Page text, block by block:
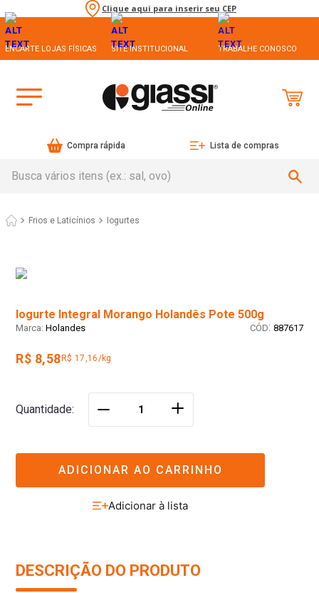
Clique aqui para inserir seu CEP
ENCARTE LOJAS FÍSICAS SITE INSTITUCIONAL TRABALHE CONOSCO
Compra rápida Lista de compras
Frios e Laticínios Iogurtes
Iogurte Integral Morango Holandês Pote 500g
Holandes : 887617
R$ 8,58 R$ 17,16/kg
Quantidade ＋
ADICIONAR AO CARRINHO
DESCRIÇÃO DO PRODUTO